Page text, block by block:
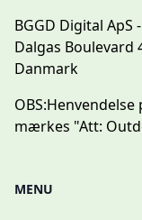
BGGD Digital ApS
Dalgas Boulevard
Danmark
OBS:Henvendelse
mærkes "Att:
MENU